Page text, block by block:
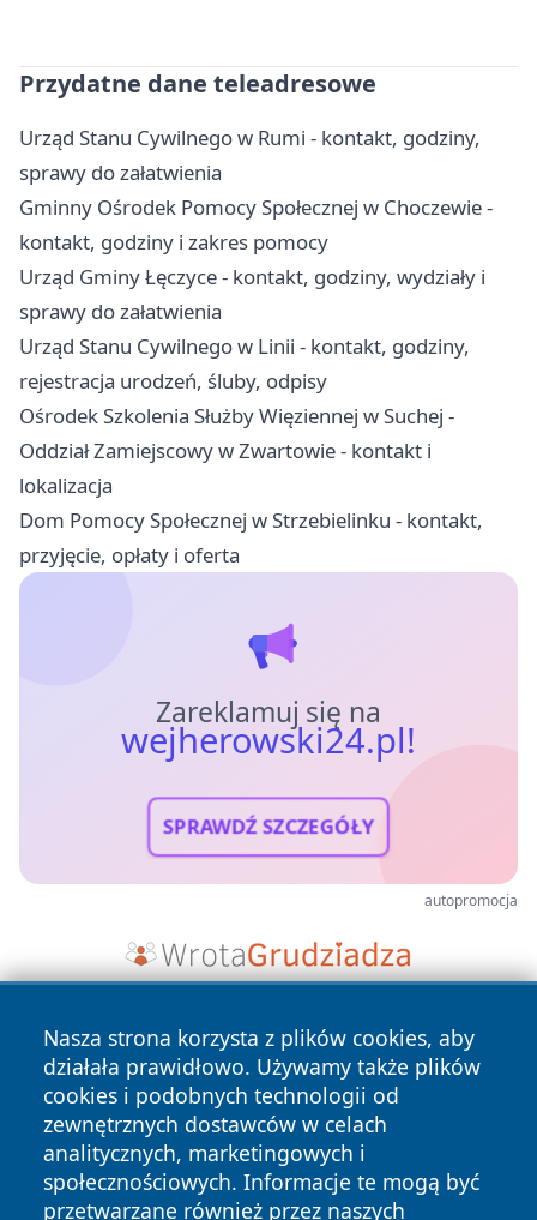
Przydatne dane teleadresowe
Urząd Stanu Cywilnego w Rumi - kontakt, godziny,
sprawy do załatwienia
Gminny Ośrodek Pomocy Społecznej w Choczewie -
kontakt, godziny i zakres pomocy
Urząd Gminy Łęczyce - kontakt, godziny, wydziały i
sprawy do załatwienia
Urząd Stanu Cywilnego w Linii - kontakt, godziny,
rejestracja urodzeń, śluby, odpisy
Ośrodek Szkolenia Służby Więziennej w Suchej -
Oddział Zamiejscowy w Zwartowie - kontakt i
lokalizacja
Dom Pomocy Społecznej w Strzebielinku - kontakt,
przyjęcie, opłaty i oferta
Zareklamuj się na
wejherowski24.pl!
SPRAWDŹ SZCZEGÓŁY
autopromocja
Nasza strona korzysta z plików cookies, aby
działała prawidłowo. Używamy także plików
cookies i podobnych technologii od
zewnętrznych dostawców w celach
analitycznych, marketingowych i
społecznościowych. Informacje te mogą być
przetwarzane również przez naszych
Copyright © 2026 wejherowski24.pl Wszystkie prawa
zastrzeżone.